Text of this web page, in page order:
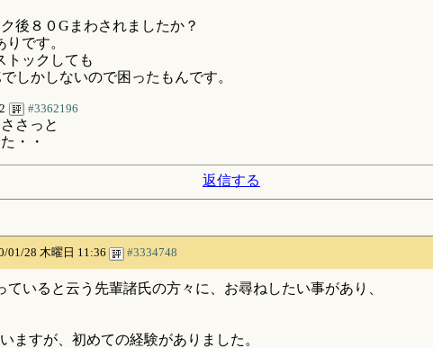
後８０Gまわされましたか？
です。
トックしても
しかしないので困ったもんです。
#3362196
さっと
・・
返信する
01/28 木曜日 11:36 #3334748
いると云う先輩諸氏の方々に、お尋ねしたい事があり、
ますが、初めての経験がありました。